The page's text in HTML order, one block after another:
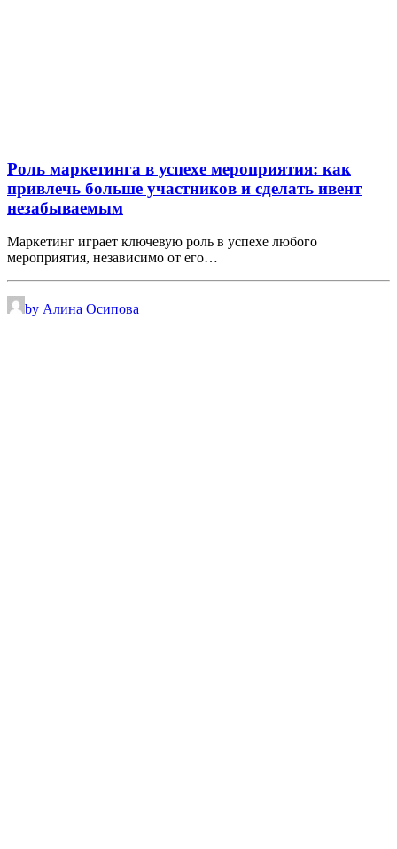
Роль маркетинга в успехе мероприятия: как
привлечь больше участников и сделать ивент
незабываемым
Маркетинг играет ключевую роль в успехе любого
мероприятия, независимо от его…
by Алина Осипова